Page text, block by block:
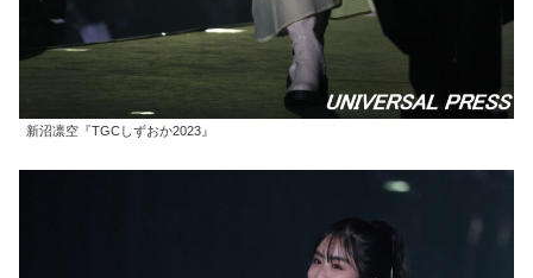
新沼凛空『TGCしずおか2023』